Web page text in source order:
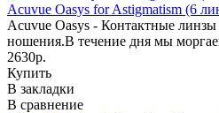
Acuvue Oasys for Astigmatism (6
Acuvue Oasys - Контактные линзы
ношения.В течение дня мы
2630р.
Купить
В закладки
В сравнение